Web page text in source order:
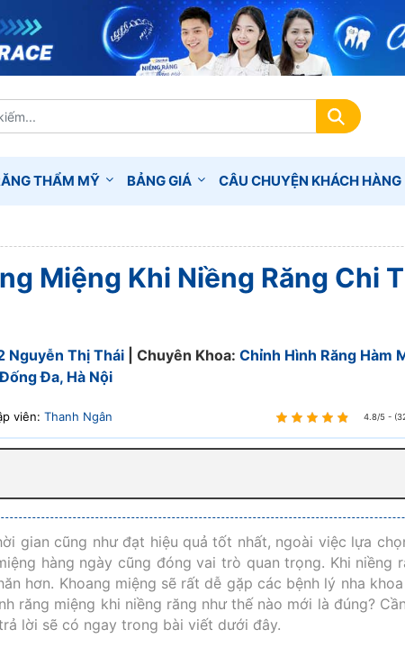
THẨM MỸ BẢNG GIÁ CÂU CHUYỆN KHÁCH HÀNG
Miệng Khi Niềng Răng Chi
Nguyễn Thị Thái | Chuyên Khoa: Chỉnh Hình Răng Hàm
Đa, Hà Nội
viên: Thanh Ngân 4.8/5 -
gian cũng như đạt hiệu quả tốt nhất, ngoài việc lựa
hàng ngày cũng đóng vai trò quan trọng. Khi niềng
hơn. Khoang miệng sẽ rất dễ gặp các bệnh lý nha
răng miệng khi niềng răng như thế nào mới là đúng?
lời sẽ có ngay trong bài viết dưới đây.